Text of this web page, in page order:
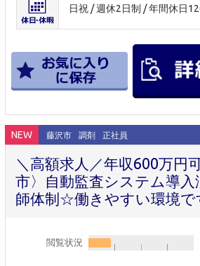
日祝 / 週休2日制 / 年間休日
NEW 藤沢市 調剤 正社員
＼高額求人／年収600万円
市〉自動監査システム導入
師体制☆働きやすい環境で
閲覧状況